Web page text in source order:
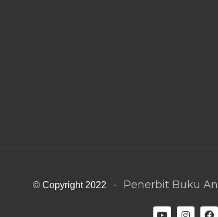
© Copyright 2022 · Penerbit Buku